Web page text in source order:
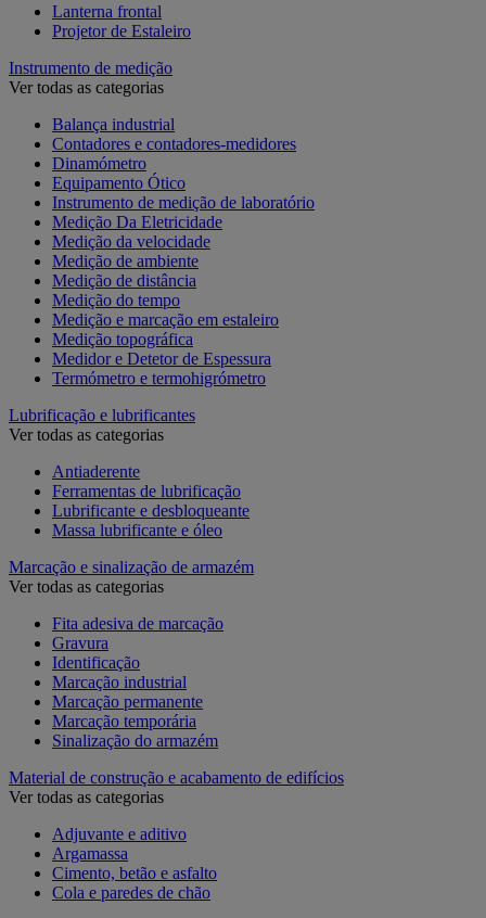
Lanterna frontal
Projetor de Estaleiro
Instrumento de medição
Ver todas as categorias
Balança industrial
Contadores e contadores-medidores
Dinamómetro
Equipamento Ótico
Instrumento de medição de laboratório
Medição Da Eletricidade
Medição da velocidade
Medição de ambiente
Medição de distância
Medição do tempo
Medição e marcação em estaleiro
Medição topográfica
Medidor e Detetor de Espessura
Termómetro e termohigrómetro
Lubrificação e lubrificantes
Ver todas as categorias
Antiaderente
Ferramentas de lubrificação
Lubrificante e desbloqueante
Massa lubrificante e óleo
Marcação e sinalização de armazém
Ver todas as categorias
Fita adesiva de marcação
Gravura
Identificação
Marcação industrial
Marcação permanente
Marcação temporária
Sinalização do armazém
Material de construção e acabamento de edifícios
Ver todas as categorias
Adjuvante e aditivo
Argamassa
Cimento, betão e asfalto
Cola e paredes de chão